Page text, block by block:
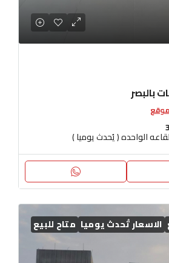
بالبصر
الاسعار تُحدث يوميا متاح للبيع